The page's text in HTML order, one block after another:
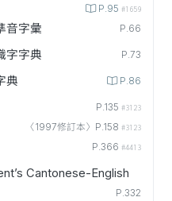
P.95 #1659
音字彙 P.66
字字典 P.73
典 P.86
P.135 #3123
〈1997修訂本〉P.158 #3123
P.366 #4413
Cantonese-English
P.332